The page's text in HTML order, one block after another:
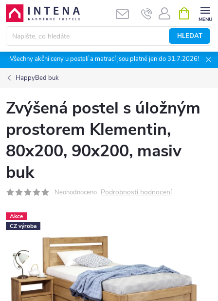
Přejít
obsah
HLEDAT
NÁKUPNÍ
KOŠÍK
Všechny akční ceny u postelí a matrací jsou platné jen do 31.7.2026!
HappyBed buk
Zvýšená postel s úložným
prostorem Klementin,
80x200, 90x200, masiv
buk
Neohodnoceno Podrobnosti hodnocení
Akce
CZ výroba